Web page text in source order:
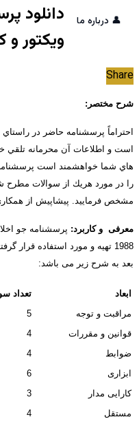
👤 درباره ما
دانلود
ویکتور و
Share
شرح مختصر:
احتراماً پرسشنامه حاضر در
است و اطلاعات آن محرمانه تلقي
هاي شما خواهشمند است پرسشنامه
را در مورد هريك از سوالات مطرح
مشخص فرماييد. پیشاپیش از
معرفی و کاربرد: پرسشنامه جو
بعد به شرح زیر می باشد:
ابعاد تعداد
مراقبت و توجه
5
قوانین و مقررات
4
ضوابط
4
ابزاری
6
کارایی مدار
3
مستقل
4